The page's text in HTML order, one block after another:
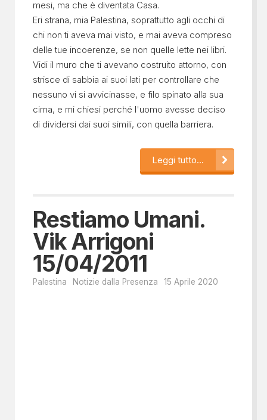
mesi, ma che è diventata Casa.
Eri strana, mia Palestina, soprattutto agli occhi di
chi non ti aveva mai visto, e mai aveva compreso
delle tue incoerenze, se non quelle lette nei libri.
Vidi il muro che ti avevano costruito attorno, con
strisce di sabbia ai suoi lati per controllare che
nessuno vi si avvicinasse, e filo spinato alla sua
cima, e mi chiesi perché l'uomo avesse deciso
di dividersi dai suoi simili, con quella barriera.
Leggi tutto...
Restiamo Umani.
Vik Arrigoni
15/04/2011
Palestina Notizie dalla Presenza 15 Aprile 2020